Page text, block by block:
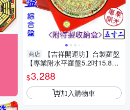
商店
【吉祥開運坊】台製羅盤
【專業附水平羅盤5.2吋15.8cm
綜合 台灣製 電木 鎮宅 保平安
量方位】
$3,288
加入購物車